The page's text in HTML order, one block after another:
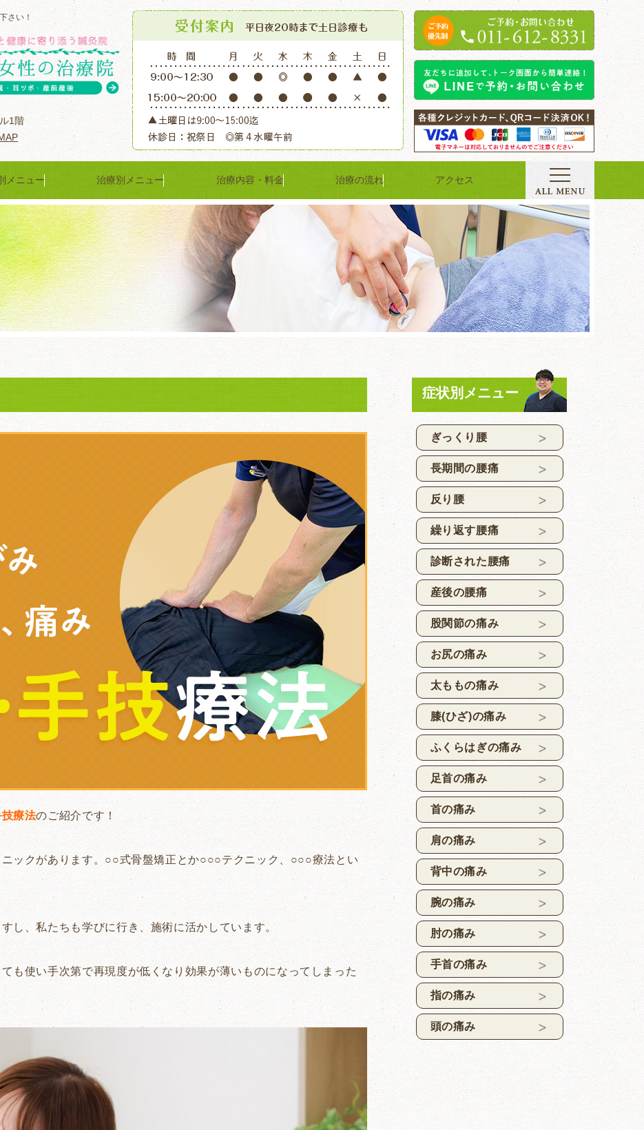
さい！
1階
メニュー 治療別メニュー 治療内容・料金 治療の流れ アクセス
療法のご紹介です！
ックがあります。○○式骨盤矯正とか○○○テクニック、○○○療法とい
し、私たちも学びに行き、施術に活かしています。
も使い手次第で再現度が低くなり効果が薄いものになってしまった
症状別メニュー
ぎっくり腰
長期間の腰痛
反り腰
繰り返す腰痛
診断された腰痛
産後の腰痛
股関節の痛み
お尻の痛み
太ももの痛み
膝(ひざ)の痛み
ふくらはぎの痛み
足首の痛み
首の痛み
肩の痛み
背中の痛み
腕の痛み
肘の痛み
手首の痛み
指の痛み
頭の痛み